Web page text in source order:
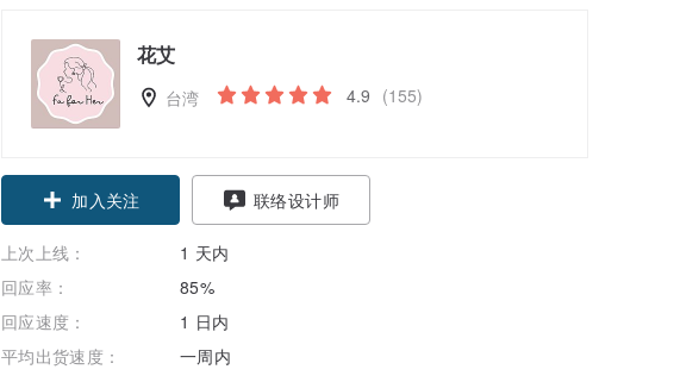
花艾
台湾 4.9 (155)
加入关注 联络设计师
上次上线：
1 天内
回应率：
85%
回应速度：
1 日内
平均出货速度：
一周内